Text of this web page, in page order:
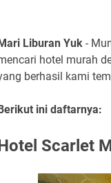
Liburan Yuk -
hotel murah
berhasil kami
ini daftarnya:
Scarlet